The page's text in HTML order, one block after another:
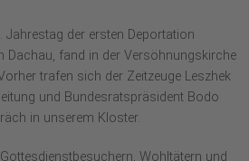
Jahrestag der ersten Deportation
Dachau, fand in der Versöhnungskirche
trafen sich der Zeitzeuge Leszhek
und Bundesratspräsident Bodo
in unserem Kloster.
Wohltätern und